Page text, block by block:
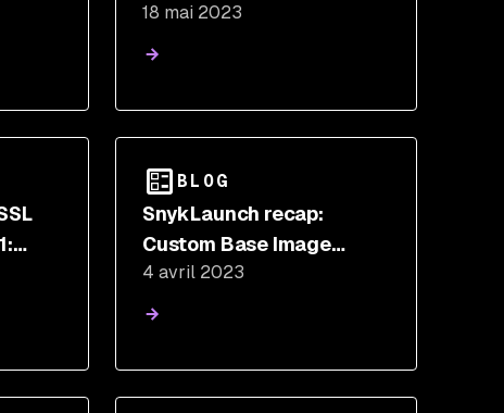
18 mai 2023
BLOG
SnykLaunch recap:
Custom Base Image
Recommendations
4 avril 2023